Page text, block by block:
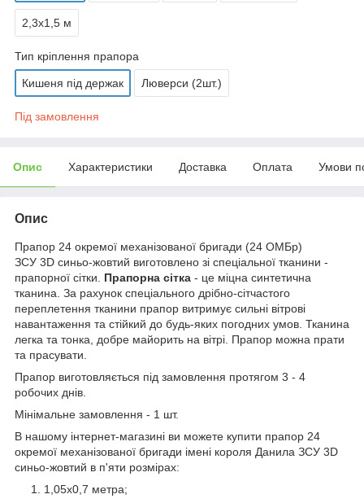
2,3х1,5 м
Тип кріплення прапора
Кишеня під держак Люверси (2шт.)
Під замовлення
Опис Характеристики Доставка Оплата Умови
Опис
Прапор 24 окремої механізованої бригади (24 ОМБр)
ЗСУ 3D синьо-жовтий виготовлено зі спеціальної тканини -
прапорної сітки. Прапорна сітка - це міцна синтетична
тканина. За рахунок спеціального дрібно-сітчастого
переплетення тканини прапор витримує сильні вітрові
навантаження та стійкий до будь-яких погодних умов. Тканина
легка та тонка, добре майорить на вітрі. Прапор можна прати
та прасувати.
Прапор виготовляється під замовлення протягом 3 - 4
робочих днів.
Мінімальне замовлення - 1 шт.
В нашому інтернет-магазині ви можете купити прапор 24
окремої механізованої бригади імені короля Данила ЗСУ 3D
синьо-жовтий в п'яти розмірах:
1,05х0,7 метра;